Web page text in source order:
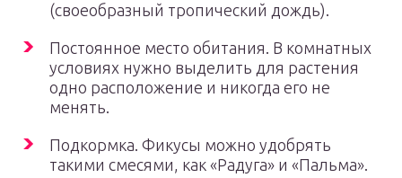
(своеобразный тропический дождь).
Постоянное место обитания. В комнатных
условиях нужно выделить для растения
одно расположение и никогда его не
менять.
Подкормка. Фикусы можно удобрять
такими смесями, как «Радуга» и «Пальма».